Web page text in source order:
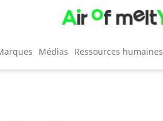
Médias Ressources humaines